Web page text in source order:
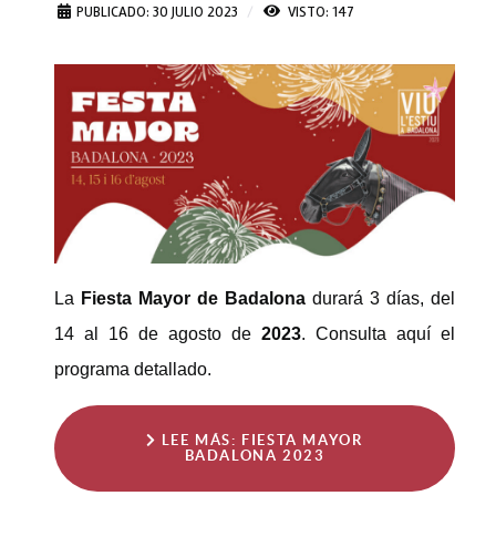
PUBLICADO: 30 JULIO 2023
VISTO: 147
La Fiesta Mayor de Badalona durará 3 días, del
14 al 16 de agosto de 2023. Consulta aquí el
programa detallado.
LEE MÁS: FIESTA MAYOR
BADALONA 2023